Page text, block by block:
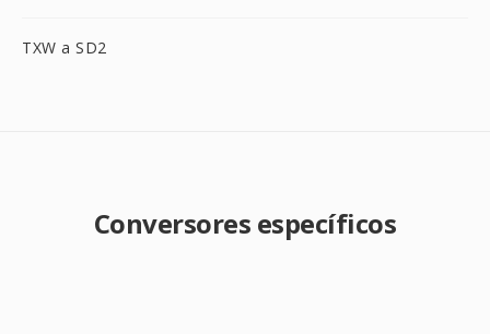
TXW a SD2
Conversores específicos